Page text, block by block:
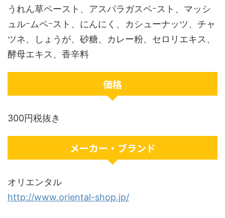
うれん草ペースト、アスパラガスペｰスト、マッシ
ュルｰムペｰスト、にんにく、カシューナッツ、チャ
ツネ、しょうが、砂糖、カレー粉、セロリエキス、
酵母エキス、香辛料
価格
300円税抜き
メーカー・ブランド
オリエンタル
http://www.oriental-shop.jp/